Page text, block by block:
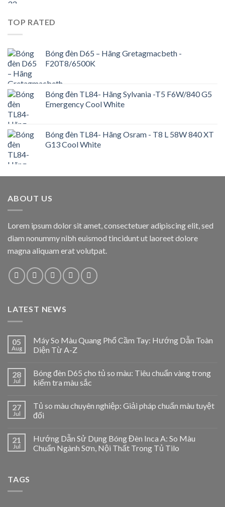
TOP RATED
Bóng đèn D65 – Hãng Gretagmacbeth -
F20T8/6500K
Bóng đèn TL84- Hãng Sylvania -T5 F6W/840 G5
Emergency Cool White
Bóng đèn TL84- Hãng Osram - T8 L 58W 840 XT
G13 Cool White
ABOUT US
Lorem ipsum dolor sit amet, consectetuer adipiscing elit, sed
diam nonummy nibh euismod tincidunt ut laoreet dolore
magna aliquam erat volutpat.
LATEST NEWS
05
Aug
Máy So Màu Quang Phổ Cầm Tay: Hướng Dẫn Toàn
Diện Từ A-Z
28
Jul
Bóng đèn D65 cho tủ so màu: Tiêu chuẩn vàng trong
kiểm tra màu sắc
27
Jul
Tủ so màu chuyên nghiệp: Giải pháp chuẩn màu tuyệt
đối
21
Jul
Hướng Dẫn Sử Dụng Bóng Đèn Inca A: So Màu
Chuẩn Ngành Sơn, Nội Thất Trong Tủ Tilo
TAGS